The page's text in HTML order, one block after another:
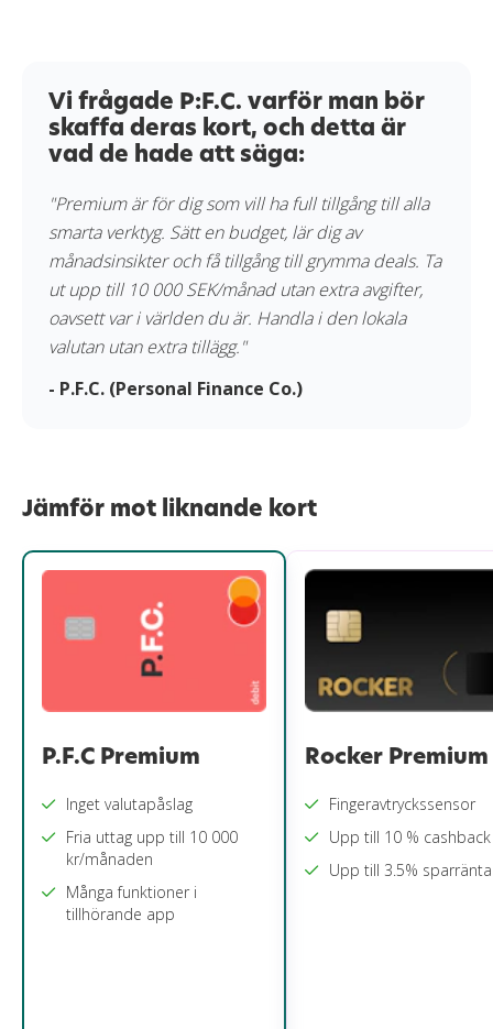
Vi frågade P:F.C. varför man bör
skaffa deras kort, och detta är
vad de hade att säga:
"Premium är för dig som vill ha full tillgång till alla
smarta verktyg. Sätt en budget, lär dig av
månadsinsikter och få tillgång till grymma deals. Ta
ut upp till 10 000 SEK/månad utan extra avgifter,
oavsett var i världen du är. Handla i den lokala
valutan utan extra tillägg."
- P.F.C. (Personal Finance Co.)
Jämför mot liknande kort
P.F.C Premium
Inget valutapåslag
Fria uttag upp till 10 000
kr/månaden
Många funktioner i
tillhörande app
Rocker Premium
Fingeravtryckssensor
Upp till 10 % cashback
Upp till 3.5% sparränta